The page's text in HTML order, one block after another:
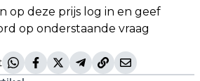
op deze prijs log in en geef
op onderstaande vraag